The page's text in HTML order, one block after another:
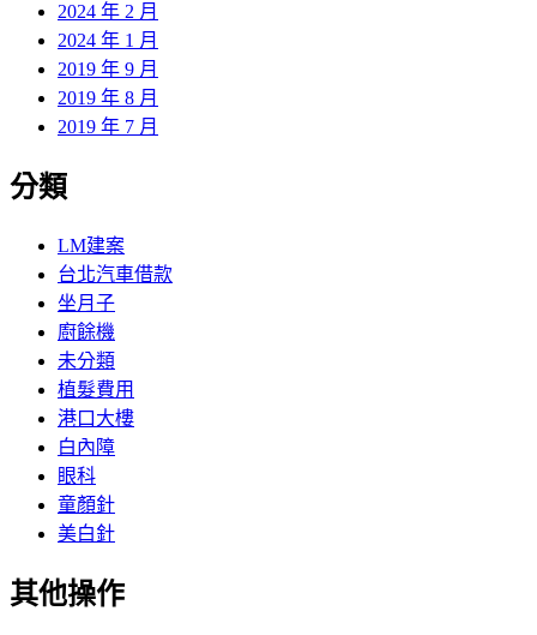
2024 年 2 月
2024 年 1 月
2019 年 9 月
2019 年 8 月
2019 年 7 月
分類
LM建案
台北汽車借款
坐月子
廚餘機
未分類
植髮費用
港口大樓
白內障
眼科
童顏針
美白針
其他操作